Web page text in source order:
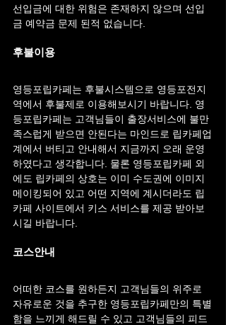
선입금에 대한 위험은 존재하지 않으며 선입
금 예약금 문제 된적 없습니다.
후불이용
영등포립카페는 후불시스템으로 영등포전지
역에서 후불제로 이용해보시기 바랍니다. 영
등포립카페는 고객님들이 출장서비스에 불만
족스럽게 받으면 안된다는 마인드로 립카페업
계에서 버티고 안내해서 지금까지 오래 운영
하였다고 생각합니다. 물론 영등포립카페 외
에도 립카페의 상호는 이미 수도권에 이미지
메이킹되어 있고 어떤 지역에 계시더라도 립
카페 사이트에서 키스 서비스를 제공 받아보
시길 바랍니다.
코스안내
어떠한 코스를 원하든지 고객님들의 위주로
자유로운 것을 추구한 영등포립카페만의 특별
함을 느끼게 해드릴 수 있고 고객님들의 피드